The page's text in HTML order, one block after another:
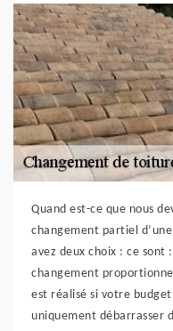
Quand est-ce que nous
changement partiel
avez deux choix : ce
changement
est réalisé si votre
uniquement débarrasser